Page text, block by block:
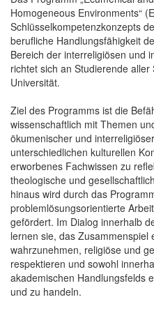
Homogeneous Environments“
Schlüsselkompetenzkonzepts
berufliche Handlungsfähigkeit
Bereich der interreligiösen und
richtet sich an Studierende
Universität.
Ziel des Programms ist die
wissenschaftlich mit Themen
ökumenischer und
unterschiedlichen kulturellen
erworbenes Fachwissen zu
theologische und
hinaus wird durch das
problemlösungsorientierte
gefördert. Im Dialog innerhalb
lernen sie, das
wahrzunehmen, religiöse und
respektieren und sowohl
akademischen Handlungsfelds
und zu handeln.